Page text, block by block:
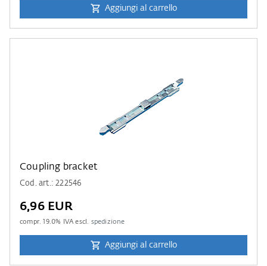
Aggiungi al carrello
Coupling bracket
Cod. art.: 222546
6,96 EUR
compr.19.0% IVA escl. spedizione
Aggiungi al carrello